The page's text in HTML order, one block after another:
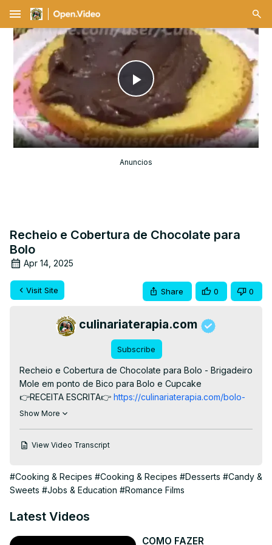
menu
Play
Video
Anuncios
Recheio e Cobertura de Chocolate para
Bolo
Apr 14, 2025
Visit Site Share 0 0
culinariaterapia.com
Subscribe
Recheio e Cobertura de Chocolate para Bolo - Brigadeiro
Mole em ponto de Bico para Bolo e Cupcake
👉RECEITA ESCRITA👉 https://culinariaterapia.com/bolo-
de-aniversario-azul-de-cenoura-e-chocolate-decorado-
#bolodeaniversário #boloinfantil #confeitaria
Show More
View Video Transcript
#Cooking & Recipes #Cooking & Recipes #Desserts #Candy &
Sweets #Jobs & Education #Romance Films
Latest Videos
COMO FAZER